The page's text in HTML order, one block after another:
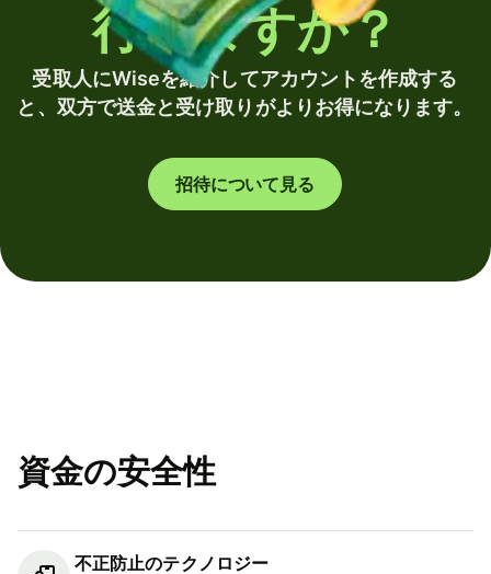
行いますか？
受取人にWiseを紹介してアカウントを作成する
と、双方で送金と受け取りがよりお得になります。
招待について見る
資金の安全性
不正防止のテクノロジー